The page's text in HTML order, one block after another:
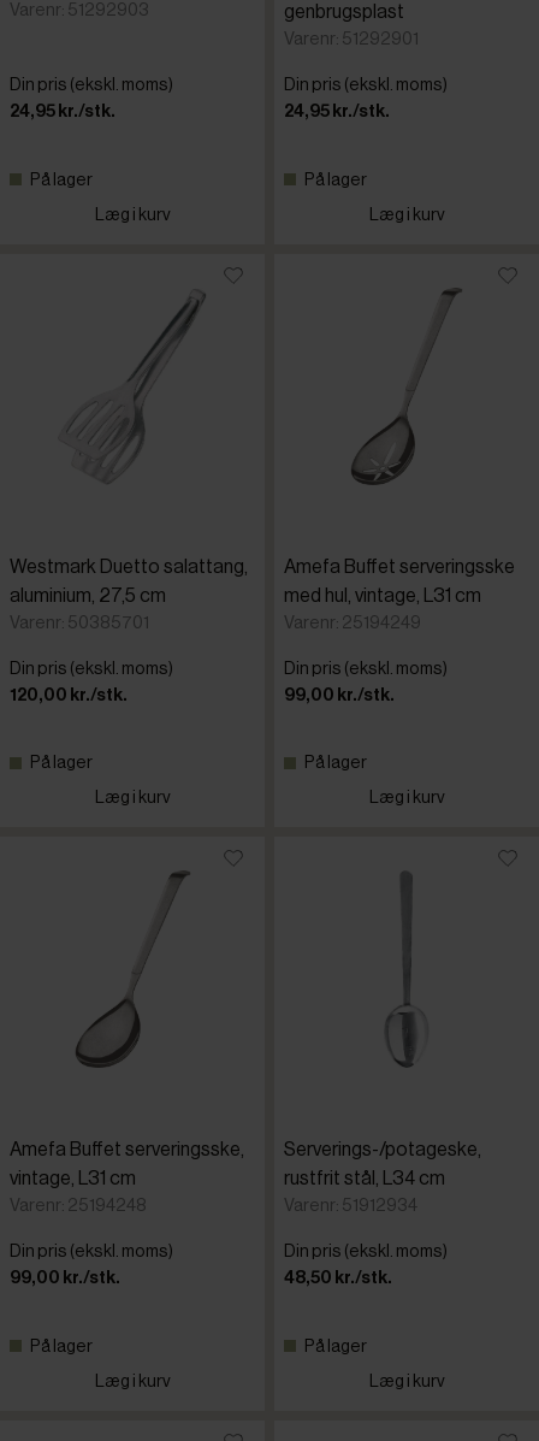
Varenr: 51292903
Din pris (ekskl. moms)
24,95 kr./stk.
På lager
Læg i kurv
genbrugsplast
Varenr: 51292901
Din pris (ekskl. moms)
24,95 kr./stk.
På lager
Læg i kurv
Westmark Duetto salattang,
aluminium, 27,5 cm
Varenr: 50385701
Din pris (ekskl. moms)
120,00 kr./stk.
På lager
Læg i kurv
Amefa Buffet serveringsske
med hul, vintage, L31 cm
Varenr: 25194249
Din pris (ekskl. moms)
99,00 kr./stk.
På lager
Læg i kurv
Amefa Buffet serveringsske,
vintage, L31 cm
Varenr: 25194248
Din pris (ekskl. moms)
99,00 kr./stk.
På lager
Læg i kurv
Serverings-/potageske,
rustfrit stål, L34 cm
Varenr: 51912934
Din pris (ekskl. moms)
48,50 kr./stk.
På lager
Læg i kurv